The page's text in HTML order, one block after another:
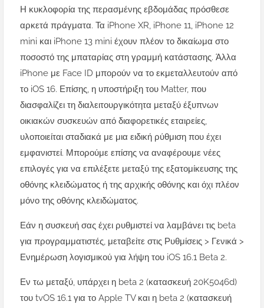
Η κυκλοφορία της περασμένης εβδομάδας πρόσθεσε
αρκετά πράγματα. Τα iPhone XR, iPhone 11, iPhone 12
mini και iPhone 13 mini έχουν πλέον το δικαίωμα στο
ποσοστό της μπαταρίας στη γραμμή κατάστασης. Άλλα
iPhone με Face ID μπορούν να το εκμεταλλευτούν από
το iOS 16. Επίσης, η υποστήριξη του Matter, που
διασφαλίζει τη διαλειτουργικότητα μεταξύ έξυπνων
οικιακών συσκευών από διαφορετικές εταιρείες,
υλοποιείται σταδιακά με μια ειδική ρύθμιση που έχει
εμφανιστεί. Μπορούμε επίσης να αναφέρουμε νέες
επιλογές για να επιλέξετε μεταξύ της εξατομίκευσης της
οθόνης κλειδώματος ή της αρχικής οθόνης και όχι πλέον
μόνο της οθόνης κλειδώματος.
Εάν η συσκευή σας έχει ρυθμιστεί να λαμβάνει τις beta
για προγραμματιστές, μεταβείτε στις Ρυθμίσεις > Γενικά >
Ενημέρωση λογισμικού για λήψη του iOS 16.1 Beta 2.
Εν τω μεταξύ, υπάρχει η beta 2 (κατασκευή 20K5046d)
του tvOS 16.1 για το Apple TV και η beta 2 (κατασκευή